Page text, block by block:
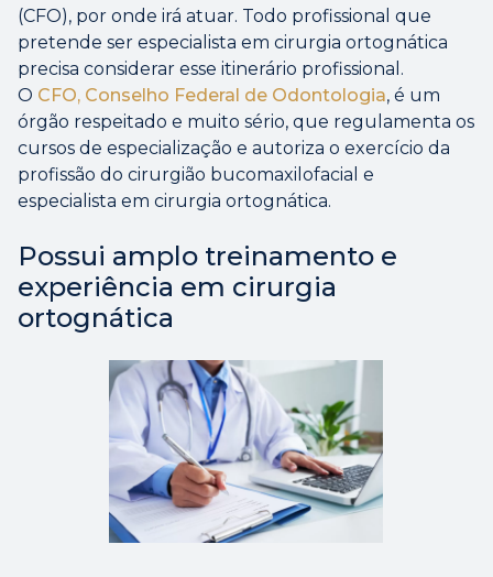
(CFO), por onde irá atuar. Todo profissional que
pretende ser especialista em cirurgia ortognática
precisa considerar esse itinerário profissional.
O CFO, Conselho Federal de Odontologia, é um
órgão respeitado e muito sério, que regulamenta os
cursos de especialização e autoriza o exercício da
profissão do cirurgião bucomaxilofacial e
especialista em cirurgia ortognática.
Possui amplo treinamento e
experiência em cirurgia
ortognática